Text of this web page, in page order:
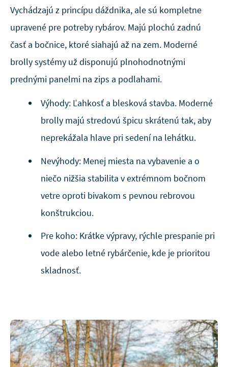
Vychádzajú z princípu dáždnika, ale sú kompletne
upravené pre potreby rybárov. Majú plochú zadnú
časť a bočnice, ktoré siahajú až na zem. Moderné
brolly systémy už disponujú plnohodnotnými
prednými panelmi na zips a podlahami.
Výhody: Ľahkosť a blesková stavba. Moderné
brolly majú stredovú špicu skrátenú tak, aby
neprekážala hlave pri sedení na lehátku.
Nevýhody: Menej miesta na vybavenie a o
niečo nižšia stabilita v extrémnom bočnom
vetre oproti bivakom s pevnou rebrovou
konštrukciou.
Pre koho: Krátke výpravy, rýchle prespanie pri
vode alebo letné rybárčenie, kde je prioritou
skladnosť.